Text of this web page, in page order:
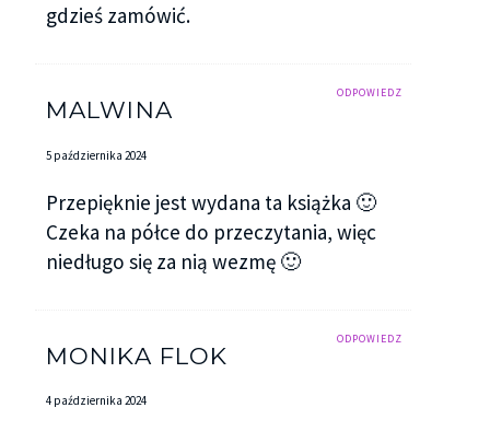
gdzieś zamówić.
ODPOWIEDZ
MALWINA
5 października 2024
Przepięknie jest wydana ta książka 🙂
Czeka na półce do przeczytania, więc
niedługo się za nią wezmę 🙂
ODPOWIEDZ
MONIKA FLOK
4 października 2024